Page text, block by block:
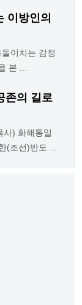
이방인의
이치는 감정
본 ...
존의 길로
사) 화해통일
(조선)반도 ...